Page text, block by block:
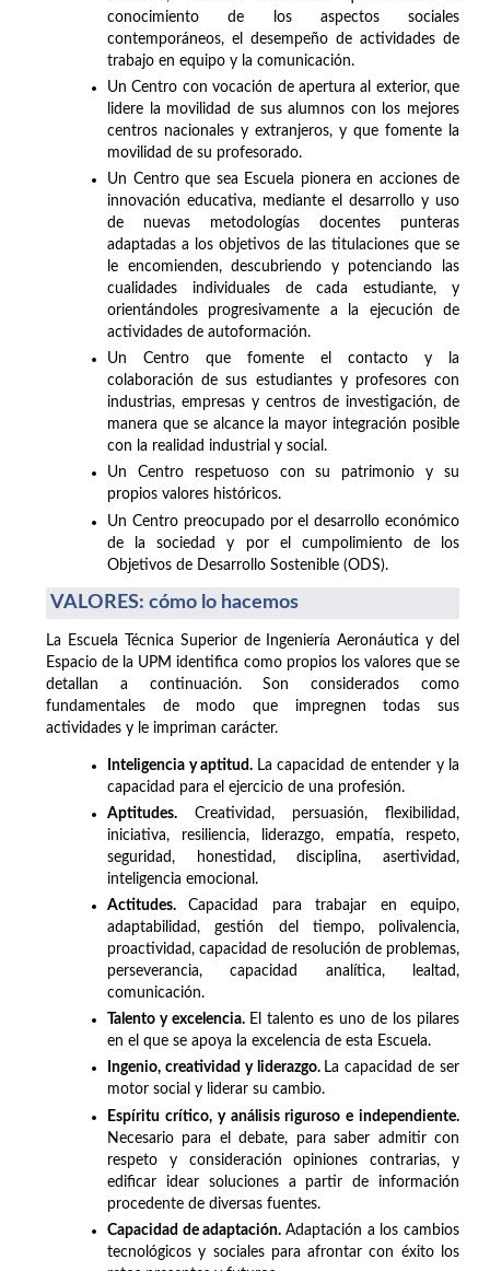
conocimiento de los aspectos sociales
contemporáneos, el desempeño de actividades de
trabajo en equipo y la comunicación.
Un Centro con vocación de apertura al exterior, que
lidere la movilidad de sus alumnos con los mejores
centros nacionales y extranjeros, y que fomente la
movilidad de su profesorado.
Un Centro que sea Escuela pionera en acciones de
innovación educativa, mediante el desarrollo y uso
de nuevas metodologías docentes punteras
adaptadas a los objetivos de las titulaciones que se
le encomienden, descubriendo y potenciando las
cualidades individuales de cada estudiante, y
orientándoles progresivamente a la ejecución de
actividades de autoformación.
Un Centro que fomente el contacto y la
colaboración de sus estudiantes y profesores con
industrias, empresas y centros de investigación, de
manera que se alcance la mayor integración posible
con la realidad industrial y social.
Un Centro respetuoso con su patrimonio y su
propios valores históricos.
Un Centro preocupado por el desarrollo económico
de la sociedad y por el cumpolimiento de los
Objetivos de Desarrollo Sostenible (ODS).
VALORES: cómo lo hacemos
La Escuela Técnica Superior de Ingeniería Aeronáutica y del
Espacio de la UPM identifica como propios los valores que se
detallan a continuación. Son considerados como
fundamentales de modo que impregnen todas sus
actividades y le impriman carácter.
Inteligencia y aptitud. La capacidad de entender y la
capacidad para el ejercicio de una profesión.
Aptitudes. Creatividad, persuasión, flexibilidad,
iniciativa, resiliencia, liderazgo, empatía, respeto,
seguridad, honestidad, disciplina, asertividad,
inteligencia emocional.
Actitudes.Capacidad para trabajar en equipo,
adaptabilidad, gestión del tiempo, polivalencia,
proactividad, capacidad de resolución de problemas,
perseverancia, capacidad analítica, lealtad,
comunicación.
Talento y excelencia. El talento es uno de los pilares
en el que se apoya la excelencia de esta Escuela.
Ingenio, creatividad y liderazgo. La capacidad de ser
motor social y liderar su cambio.
Espíritu crítico, y análisis riguroso e independiente.
Necesario para el debate, para saber admitir con
respeto y consideración opiniones contrarias, y
edificar idear soluciones a partir de información
procedente de diversas fuentes.
Capacidad de adaptación. Adaptación a los cambios
tecnológicos y sociales para afrontar con éxito los